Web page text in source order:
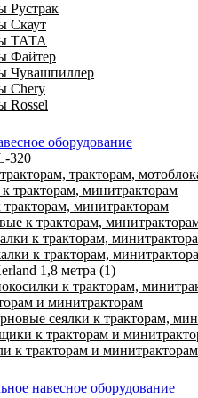
Рустрак
Скаут
ТАТА
Файтер
Чувашпиллер
Chery
Rossel
оборудование
тракторам,
тракторам, минитракторам
минитракторам
к тракторам,
к тракторам,
к тракторам,
к тракторам,
и минитракторам
сеялки к тракторам,
к тракторам и
к тракторам и минитракторам
навесное оборудование